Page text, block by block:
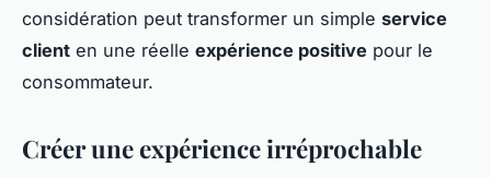
considération peut transformer un simple service
client en une réelle expérience positive pour le
consommateur.
Créer une expérience irréprochable